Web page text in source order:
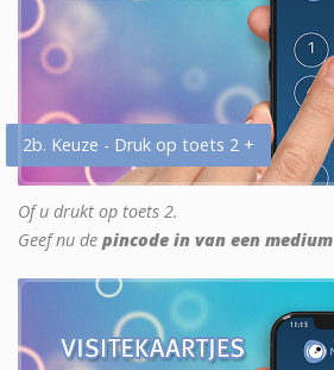
2b. Keuze - Druk op toets 2 +
Of u drukt op toets 2.
Geef nu de pincode in van een medium